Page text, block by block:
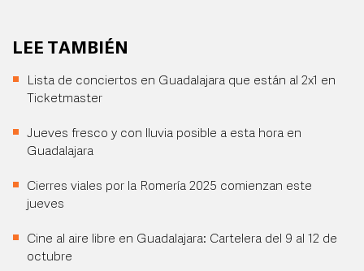
LEE TAMBIÉN
Lista de conciertos en Guadalajara que están al 2x1 en
Ticketmaster
Jueves fresco y con lluvia posible a esta hora en
Guadalajara
Cierres viales por la Romería 2025 comienzan este
jueves
Cine al aire libre en Guadalajara: Cartelera del 9 al 12 de
octubre